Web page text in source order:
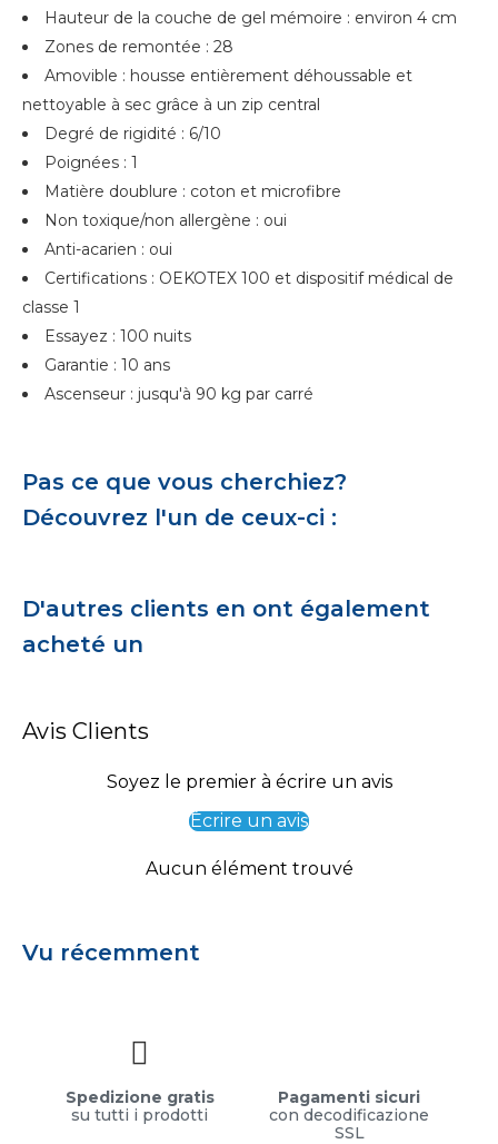
Hauteur de la couche de gel mémoire : environ 4 cm
Zones de remontée : 28
Amovible : housse entièrement déhoussable et
nettoyable à sec grâce à un zip central
Degré de rigidité : 6/10
Poignées : 1
Matière doublure : coton et microfibre
Non toxique/non allergène : oui
Anti-acarien : oui
Certifications : OEKOTEX 100 et dispositif médical de
classe 1
Essayez : 100 nuits
Garantie : 10 ans
Ascenseur : jusqu'à 90 kg par carré
Pas ce que vous cherchiez?
Découvrez l'un de ceux-ci :
D'autres clients en ont également
acheté un
Avis Clients
Soyez le premier à écrire un avis
Écrire un avis
Aucun élément trouvé
Vu récemment
Spedizione gratis
su tutti i prodotti
Pagamenti sicuri
con decodificazione
SSL